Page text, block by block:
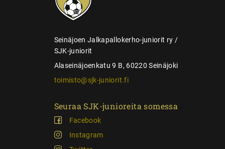
Seinäjoen Jalkapallokerho-juniorit ry /
SJK-juniorit
Alaseinäjoenkatu 9 B, 60220 Seinäjoki
toimisto@sjk-juniorit.fi
Seuraa SJK-junioreita somessa
Facebook
Instagram